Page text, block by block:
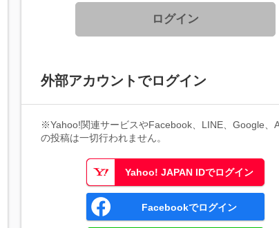
ログイン
外部アカウントでログイン
※Yahoo!関連サービスやFacebook、LINE、Google、
の投稿は一切行われません。
Yahoo! JAPAN IDでログイン
Facebookでログイン